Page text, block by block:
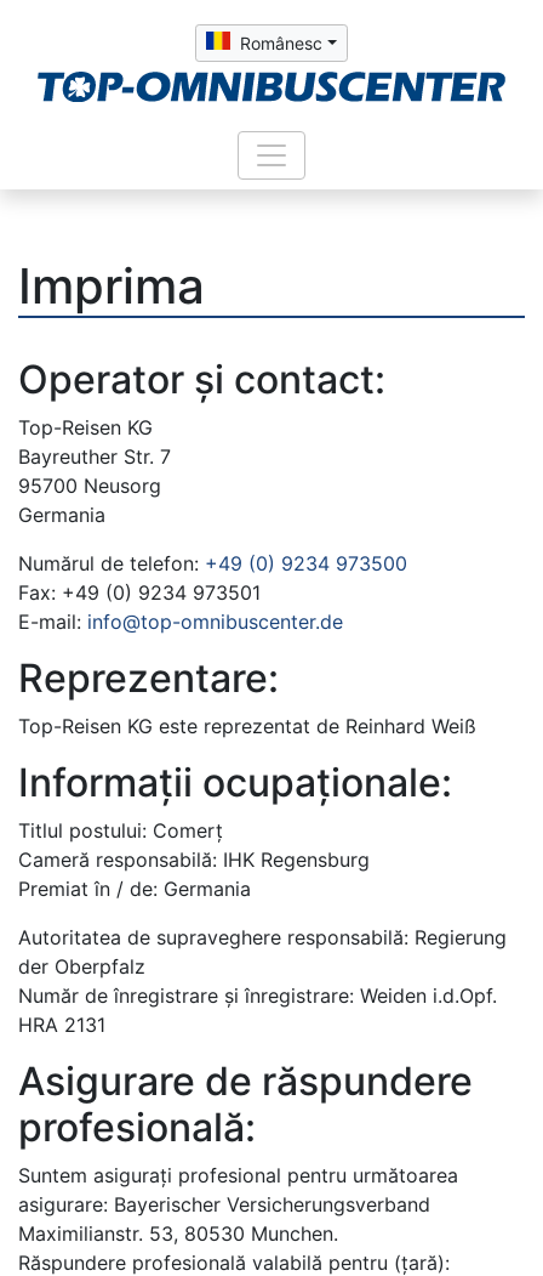
Românesc
Imprima
Operator și contact:
Top-Reisen KG
Bayreuther Str. 7
95700 Neusorg
Germania
Numărul de telefon: +49 (0) 9234 973500
Fax: +49 (0) 9234 973501
E-mail: info@top-omnibuscenter.de
Reprezentare:
Top-Reisen KG este reprezentat de Reinhard Weiß
Informații ocupaționale:
Titlul postului: Comerț
Cameră responsabilă: IHK Regensburg
Premiat în / de: Germania
Autoritatea de supraveghere responsabilă: Regierung
der Oberpfalz
Număr de înregistrare și înregistrare: Weiden i.d.Opf.
HRA 2131
Asigurare de răspundere
profesională:
Suntem asigurați profesional pentru următoarea
asigurare: Bayerischer Versicherungsverband
Maximilianstr. 53, 80530 Munchen.
Răspundere profesională valabilă pentru (țară):